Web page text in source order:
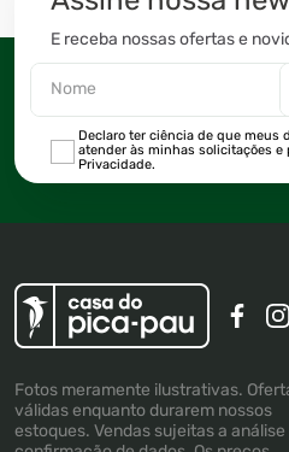
E receba nossas ofertas e
Declaro ter ciência de que meus
atender às minhas solicitações
Privacidade.
Fotos meramente ilustrativas.
válidas enquanto durarem nossos
estoques. Vendas sujeitas a análise